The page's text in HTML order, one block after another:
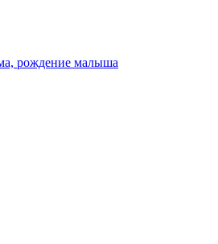
рождение малыша